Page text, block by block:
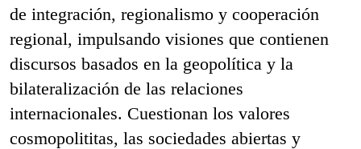
de integración, regionalismo y cooperación
regional, impulsando visiones que contienen
discursos basados en la geopolítica y la
bilateralización de las relaciones
internacionales. Cuestionan los valores
cosmopolititas, las sociedades abiertas y